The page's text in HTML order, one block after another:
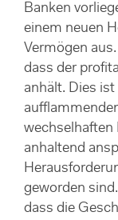
Banken
einem neuen
Vermögen
dass der
anhält. Dies
wechselhaften
anhaltend
geworden
dass die